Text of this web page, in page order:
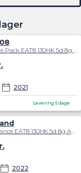
Levering 5 dage
1,5 BlueHDi Allure Pack EAT8 130HK 5d 8g Aut.
2021
1,5 BlueHDi Elegance EAT8 130HK 5d 8g Aut.
2022